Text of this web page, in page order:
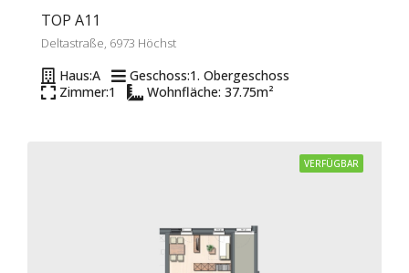
TOP A11
Deltastraße, 6973 Höchst
Haus:A Geschoss:1. Obergeschoss
Zimmer:1 Wohnfläche: 37.75m²
VERFÜGBAR